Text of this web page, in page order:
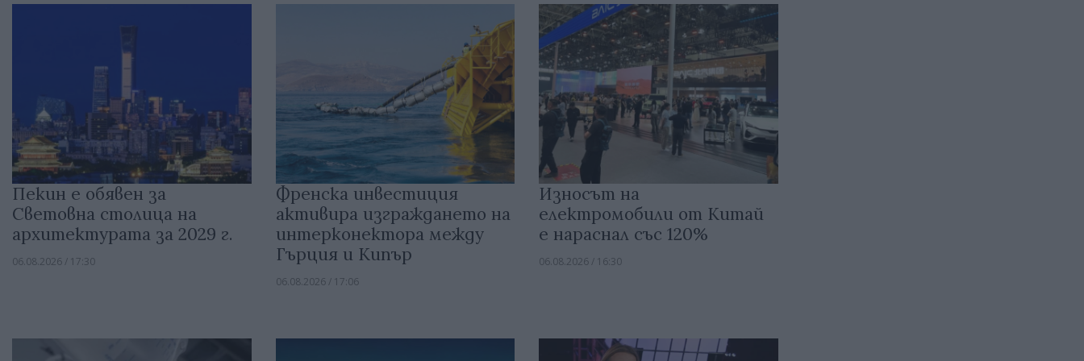
Пекин е обявен за
Световна столица на
архитектурата за 2029 г.
06.08.2026 / 17:30
Френска инвестиция
активира изграждането на
интерконектора между
Гърция и Кипър
06.08.2026 / 17:06
Износът на
електромобили от Китай
е нараснал със 120%
06.08.2026 / 16:30